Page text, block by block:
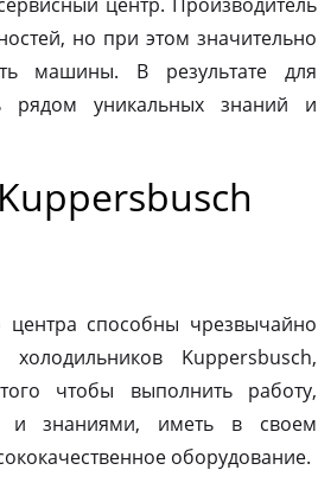
но при этом значительно
машины. В результате для
рядом уникальных знаний и
центра способны чрезвычайно
Kuppersbusch,
чтобы выполнить работу,
и знаниями, иметь в своем
оборудование.